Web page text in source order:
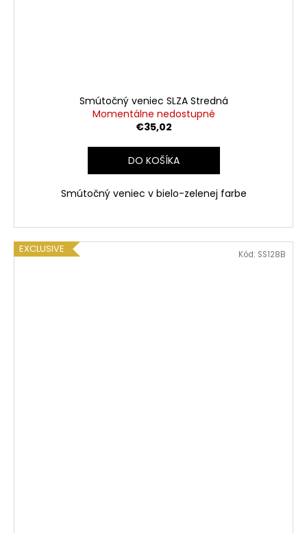
Smútočný veniec SLZA Stredná
Momentálne nedostupné
€35,02
DO KOŠÍKA
Smútočný veniec v bielo-zelenej farbe
EXCLUSIVE Kód: SS128B